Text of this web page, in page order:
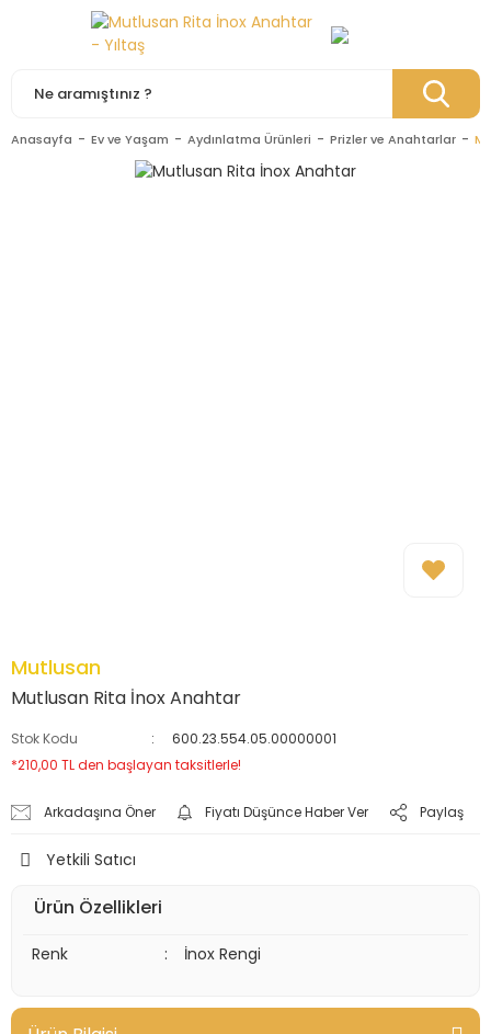
Anasayfa Ev ve Yaşam Aydınlatma Ürünleri Prizler ve Anahtarlar
Mutlusan
Mutlusan Rita İnox Anahtar
Stok Kodu
600.23.554.05.00000001
*210,00 TL den başlayan taksitlerle!
Arkadaşına Öner Fiyatı Düşünce Haber Ver Paylaş
Yetkili Satıcı
Ürün Özellikleri
Renk : İnox Rengi